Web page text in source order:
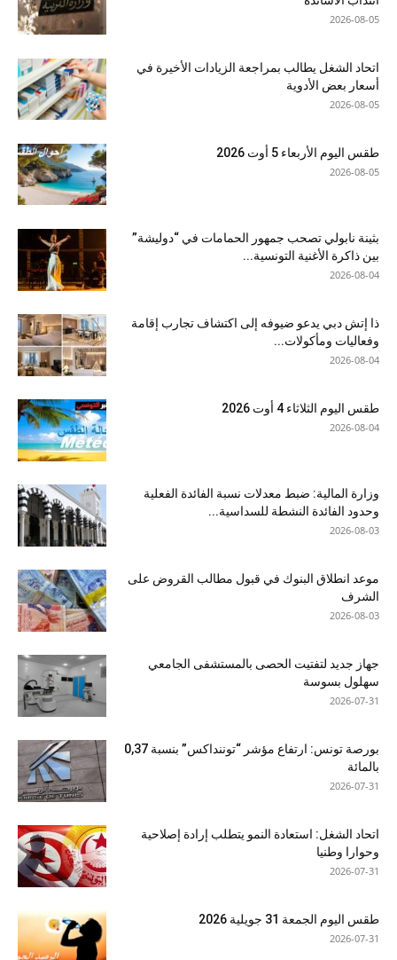
2026-08-05
اتحاد الشغل يطالب بمراجعة الزيادات الأخيرة في
أسعار بعض الأدوية
2026-08-05
طقس اليوم الأربعاء 5 أوت 2026
2026-08-05
بثينة نابولي تصحب جمهور الحمامات في “دوليشة”
بين ذاكرة الأغنية التونسية...
2026-08-04
ذا إتش دبي يدعو ضيوفه إلى اكتشاف تجارب إقامة
وفعاليات ومأكولات...
2026-08-04
طقس اليوم الثلاثاء 4 أوت 2026
2026-08-04
وزارة المالية: ضبط معدلات نسبة الفائدة الفعلية
وحدود الفائدة النشطة للسداسية...
2026-08-03
موعد انطلاق البنوك في قبول مطالب القروض على
الشرف
2026-08-03
جهاز جديد لتفتيت الحصى بالمستشفى الجامعي
سهلول بسوسة
2026-07-31
بورصة تونس: ارتفاع مؤشر “توننداكس” بنسبة 0,37
بالمائة
2026-07-31
اتحاد الشغل: استعادة النمو يتطلب إرادة إصلاحية
وحوارا وطنيا
2026-07-31
طقس اليوم الجمعة 31 جويلية 2026
2026-07-31